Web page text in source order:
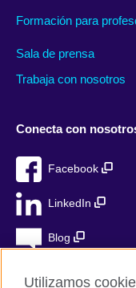
Formación para
Sala de prensa
Trabaja con nosotros
Conecta con
Facebook
LinkedIn
Blog
Utilizamos